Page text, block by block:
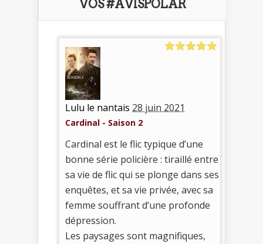
VOS #AVISPOLAR
Lulu le nantais 28 juin 2021
Cardinal - Saison 2
Cardinal est le flic typique d’une
bonne série policière : tiraillé entre
sa vie de flic qui se plonge dans ses
enquêtes, et sa vie privée, avec sa
femme souffrant d’une profonde
dépression.
Les paysages sont magnifiques,